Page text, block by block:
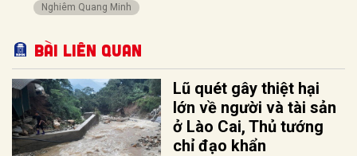
Nghiêm Quang Minh
Bài liên quan
Lũ quét gây thiệt hại
lớn về người và tài sản
ở Lào Cai, Thủ tướng
chỉ đạo khẩn